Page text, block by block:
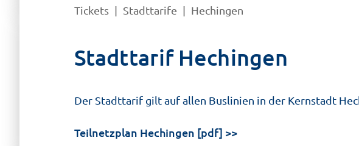
Tickets Stadttarife Hechingen
Stadttarif Hechingen
Der Stadttarif gilt auf allen Buslinien in der Kernstadt
Teilnetzplan Hechingen [pdf]